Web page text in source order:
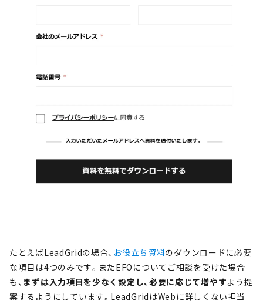
たとえばLeadGridの場合、 お役立ち資料のダウンロードに必要
な項目は4つのみです。またEFOについてご相談を受けた場合
も、 まずは入力項目を少なく設定し、必要に応じて増やすよう提
案するようにしています。LeadGridはWebに詳しくない担当